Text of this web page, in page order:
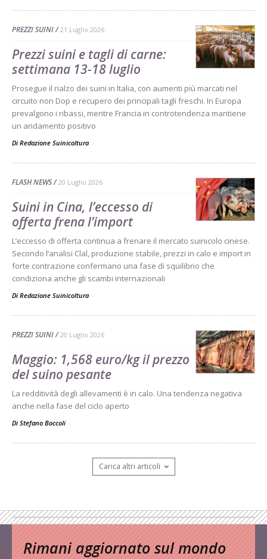
PREZZI SUINI 21 Luglio 2026
Prezzi suini e tagli di carne:
settimana 13-18 luglio
Prosegue il rialzo dei suini in Italia, con aumenti più marcati nel
circuito non Dop e recupero dei principali tagli freschi. In Europa
prevalgono i ribassi, mentre Francia in controtendenza mantiene
un andamento positivo
Di Redazione Suinicoltura -
FLASH NEWS 20 Luglio 2026
Suini in Cina, l’eccesso di
offerta frena l’import
L’eccesso di offerta continua a frenare il mercato suinicolo cinese.
Secondo l’analisi Clal, produzione stabile, prezzi in calo e import in
forte contrazione confermano una fase di squilibrio che
condiziona anche gli scambi internazionali
Di Redazione Suinicoltura -
PREZZI SUINI 20 Luglio 2026
Maggio: 1,568 euro/kg il prezzo
del suino pesante
La redditività degli allevamenti è in calo. Una tendenza negativa
anche nella fase del ciclo aperto
Di Stefano Boccoli -
Carica altri articoli
Rimani aggiornato sul mondo